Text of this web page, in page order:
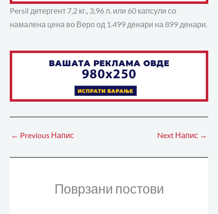
Persil детергент 7,2 кг., 3,96 л. или 60 капсули со
намалена цена во Веро од 1.499 денари на 899 денари.
← Previous Напис Next Напис →
Поврзани постови